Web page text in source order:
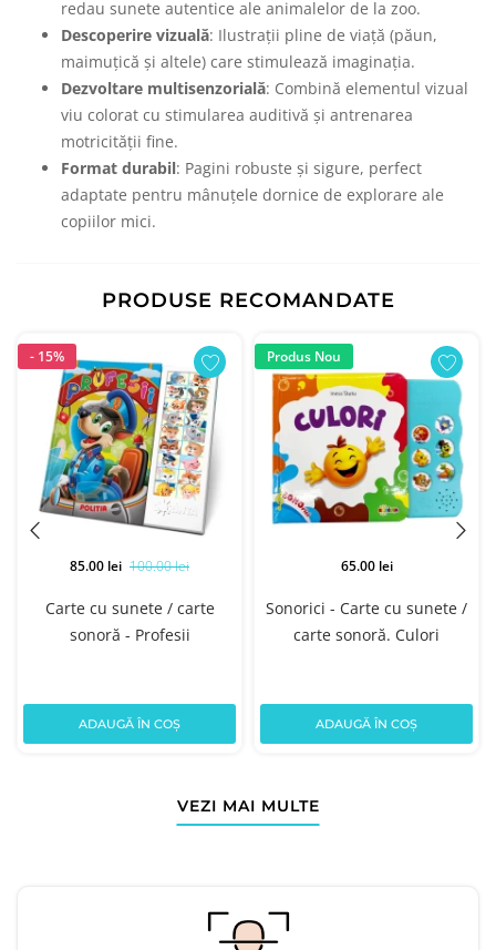
redau sunete autentice ale animalelor de la zoo.
Descoperire vizuală: Ilustrații pline de viață (păun,
maimuțică și altele) care stimulează imaginația.
Dezvoltare multisenzorială: Combină elementul vizual
viu colorat cu stimularea auditivă și antrenarea
motricității fine.
Format durabil: Pagini robuste și sigure, perfect
adaptate pentru mânuțele dornice de explorare ale
copiilor mici.
PRODUSE RECOMANDATE
- 15%
Carte cu sunete / carte
sonoră - Profesii
85.00 lei 100.00 lei
ADAUGĂ ÎN COȘ
Produs Nou
Sonorici - Carte cu sunete /
carte sonoră. Culori
65.00 lei
ADAUGĂ ÎN COȘ
VEZI MAI MULTE